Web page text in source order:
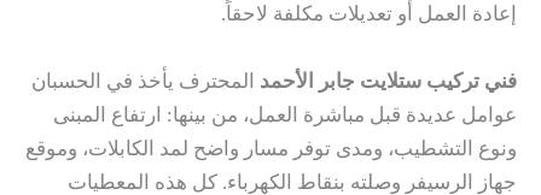
إعادة العمل أو تعديلات مكلفة لاحقاً.
فني تركيب ستلايت جابر الأحمد المحترف يأخذ في الحسبان
عوامل عديدة قبل مباشرة العمل، من بينها: ارتفاع المبنى
ونوع التشطيب، ومدى توفر مسار واضح لمد الكابلات، وموقع
جهاز الرسيفر وصلته بنقاط الكهرباء. كل هذه المعطيات